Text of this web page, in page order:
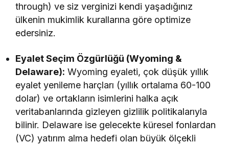
through) ve siz verginizi kendi yaşadığınız
ülkenin mukimlik kurallarına göre optimize
edersiniz.
Eyalet Seçim Özgürlüğü (Wyoming &
Delaware): Wyoming eyaleti, çok düşük yıllık
eyalet yenileme harçları (yıllık ortalama 60-100
dolar) ve ortakların isimlerini halka açık
veritabanlarında gizleyen gizlilik politikalarıyla
bilinir. Delaware ise gelecekte küresel fonlardan
(VC) yatırım alma hedefi olan büyük ölçekli